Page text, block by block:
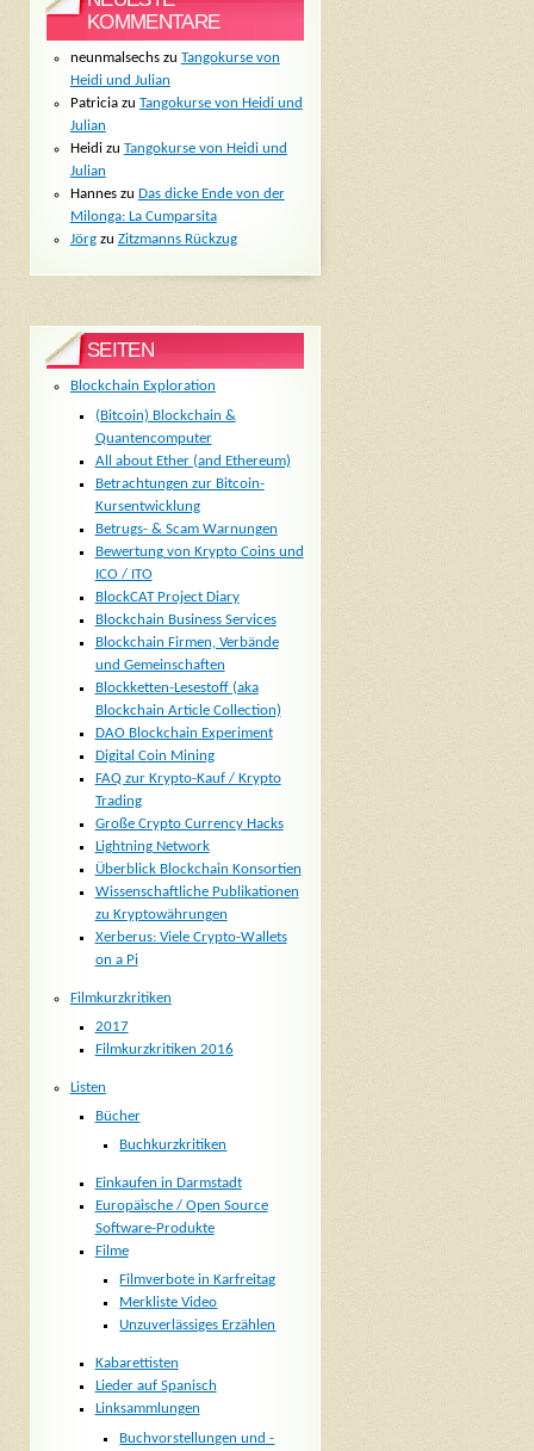
KOMMENTARE
neunmalsechszu Tangokurse von
Heidi und Julian
Patriciazu Tangokurse von Heidi und
Julian
Heidizu Tangokurse von Heidi und
Julian
Hanneszu Das dicke Ende von der
Milonga: La Cumparsita
Jörgzu Zitzmanns Rückzug
SEITEN
Blockchain Exploration
(Bitcoin) Blockchain &
Quantencomputer
All about Ether (and Ethereum)
Betrachtungen zur Bitcoin-
Kursentwicklung
Betrugs- & Scam Warnungen
Bewertung von Krypto Coins und
ICO / ITO
BlockCAT Project Diary
Blockchain Business Services
Blockchain Firmen, Verbände
und Gemeinschaften
Blockketten-Lesestoff (aka
Blockchain Article Collection)
DAO Blockchain Experiment
Digital Coin Mining
FAQ zur Krypto-Kauf / Krypto
Trading
Große Crypto Currency Hacks
Lightning Network
Überblick Blockchain Konsortien
Wissenschaftliche Publikationen
zu Kryptowährungen
Xerberus: Viele Crypto-Wallets
on a Pi
Filmkurzkritiken
2017
Filmkurzkritiken 2016
Listen
Bücher
Buchkurzkritiken
Einkaufen in Darmstadt
Europäische / Open Source
Software-Produkte
Filme
Filmverbote in Karfreitag
Merkliste Video
Unzuverlässiges Erzählen
Kabarettisten
Lieder auf Spanisch
Linksammlungen
Buchvorstellungen und -